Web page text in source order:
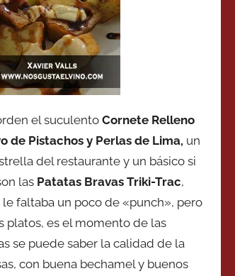
el suculento Cornete Relleno
de Pistachos y Perlas de Lima, un
del restaurante y un básico si
las Patatas Bravas Triki-Trac,
le faltaba un poco de «punch», pero
platos, es el momento de las
se puede saber la calidad de la
con buena bechamel y buenos